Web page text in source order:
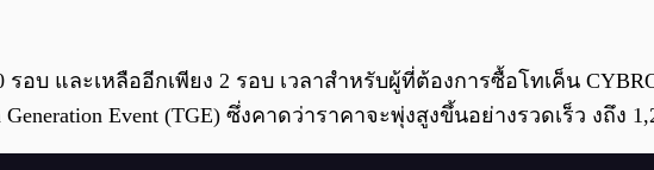
รอบ และเหลืออีกเพียง 2 รอบ เวลาสำหรับผู้ที่ต้องการซื้อโทเค็น
Event (TGE) ซึ่งคาดว่าราคาจะพุ่งสูงขึ้นอย่างรวดเร็ว งถึง